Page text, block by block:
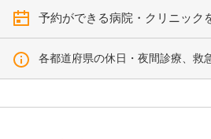
予約ができる病院・クリニック
各都道府県の休日・夜間診療、救